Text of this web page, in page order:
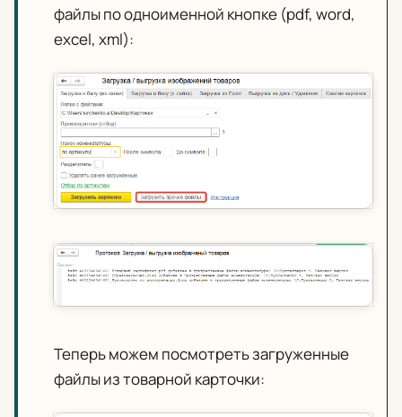
файлы по одноименной кнопке (pdf, word,
excel, xml):
Теперь можем посмотреть загруженные
файлы из товарной карточки: